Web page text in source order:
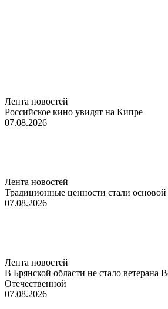
Лента новостей
Российское кино увидят на Кипре
07.08.2026
Лента новостей
Традиционные ценности стали основой
07.08.2026
Лента новостей
В Брянской области не стало ветерана
Отечественной
07.08.2026